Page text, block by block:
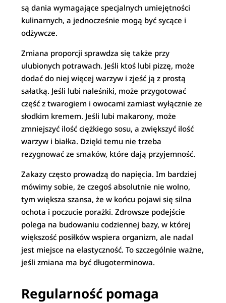
są dania wymagające specjalnych umiejętności
kulinarnych, a jednocześnie mogą być sycące i
odżywcze.
Zmiana proporcji sprawdza się także przy
ulubionych potrawach. Jeśli ktoś lubi pizzę, może
dodać do niej więcej warzyw i zjeść ją z prostą
sałatką. Jeśli lubi naleśniki, może przygotować
część z twarogiem i owocami zamiast wyłącznie ze
słodkim kremem. Jeśli lubi makarony, może
zmniejszyć ilość ciężkiego sosu, a zwiększyć ilość
warzyw i białka. Dzięki temu nie trzeba
rezygnować ze smaków, które dają przyjemność.
Zakazy często prowadzą do napięcia. Im bardziej
mówimy sobie, że czegoś absolutnie nie wolno,
tym większa szansa, że w końcu pojawi się silna
ochota i poczucie porażki. Zdrowsze podejście
polega na budowaniu codziennej bazy, w której
większość posiłków wspiera organizm, ale nadal
jest miejsce na elastyczność. To szczególnie ważne,
jeśli zmiana ma być długoterminowa.
Regularność pomaga